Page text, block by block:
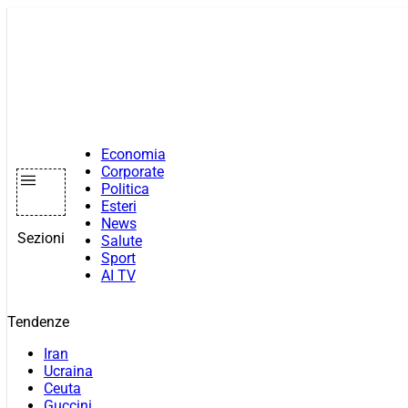
Sezioni
Economia
Corporate
Politica
Esteri
News
Salute
Sport
AI TV
Tendenze
Iran
Ucraina
Ceuta